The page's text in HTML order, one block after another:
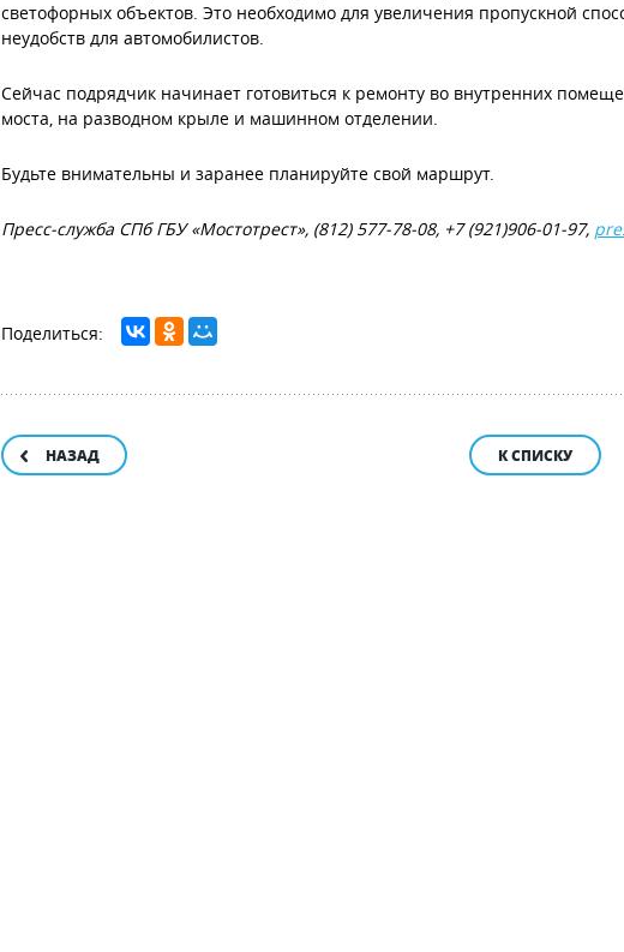
светофорных объектов. Это необходимо для увеличения пропускной
неудобств для автомобилистов.
Сейчас подрядчик начинает готовиться к ремонту во внутренних
моста, на разводном крыле и машинном отделении.
Будьте внимательны и заранее планируйте свой маршрут.
Пресс-служба СПб ГБУ «Мостотрест», (812) 577-78-08, +7 (921)906-01-97,
НАЗАД К СПИСКУ